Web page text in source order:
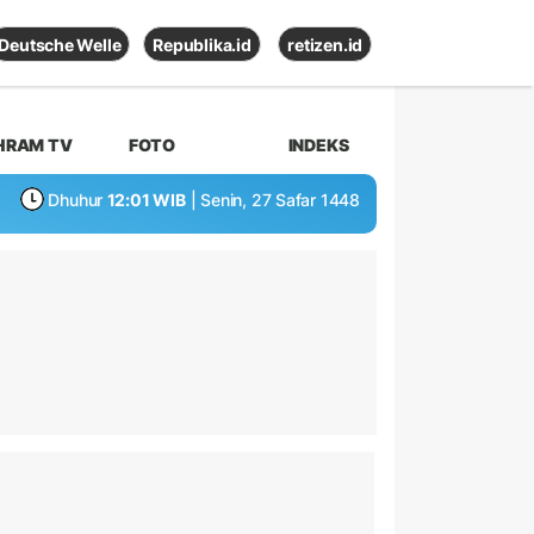
Deutsche Welle Republika.id retizen.id
TV FOTO INDEKS
Dhuhur 12:01 WIB | Senin, 27 Safar 1448